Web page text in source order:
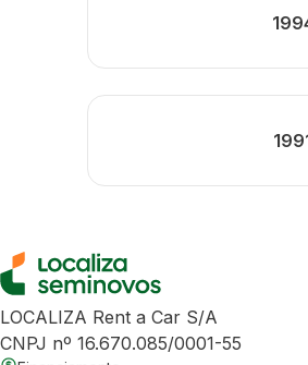
LOCALIZA Rent a Car S/A
CNPJ nº 16.670.085/0001-55